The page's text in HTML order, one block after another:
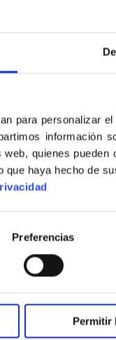
para personalizar
información
quienes
que haya hecho de
Preferencias
Permitir
5ème- 1º
3ème- 3º
Collège